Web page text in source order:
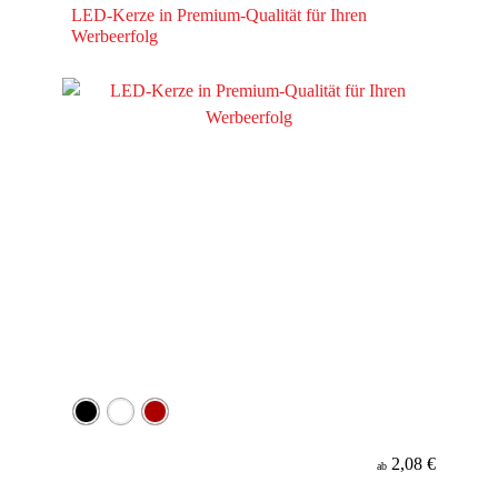
LED-Kerze in Premium-Qualität für Ihren
Werbeerfolg
ab 2,08 €